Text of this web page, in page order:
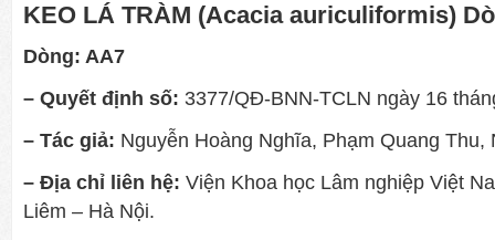
KEO LÁ TRÀM (Acacia auriculiformis)
Dòng: AA7
– Quyết định số: 3377/QĐ-BNN-TCLN ngày 16
– Tác giả: Nguyễn Hoàng Nghĩa, Phạm Quang Thu,
– Địa chỉ liên hệ: Viện Khoa học Lâm nghiệp Việt
Liêm – Hà Nội.